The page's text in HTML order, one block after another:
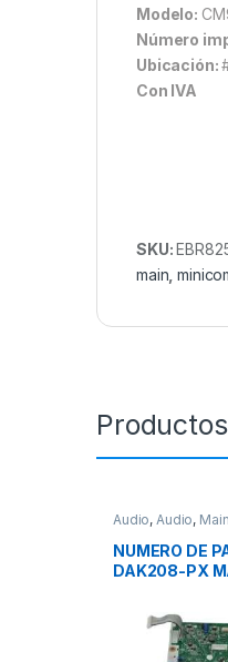
Modelo:
Número
Ubicación:
Con IVA
SKU:
main ,
Audio,Audio, Main
NUMERO DE
DAK208-PX
PANASONIC
AKX440